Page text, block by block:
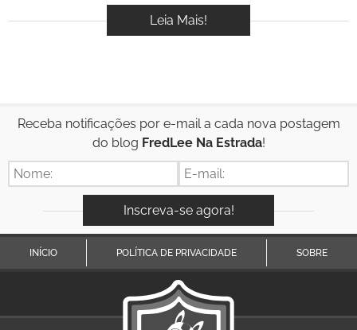
Leia Mais!
Receba notificações por e-mail a cada nova postagem
do blog FredLee Na Estrada!
INÍCIO POLÍTICA DE PRIVACIDADE SOBRE